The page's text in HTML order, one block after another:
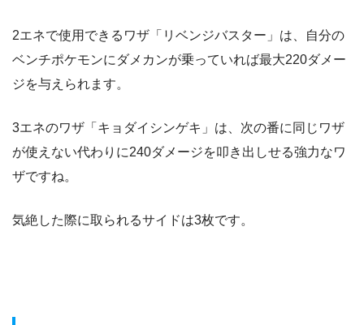
2エネで使用できるワザ「リベンジバスター」は、自分の
ベンチポケモンにダメカンが乗っていれば最大220ダメー
ジを与えられます。
3エネのワザ「キョダイシンゲキ」は、次の番に同じワザ
が使えない代わりに240ダメージを叩き出しせる強力なワ
ザですね。
気絶した際に取られるサイドは3枚です。